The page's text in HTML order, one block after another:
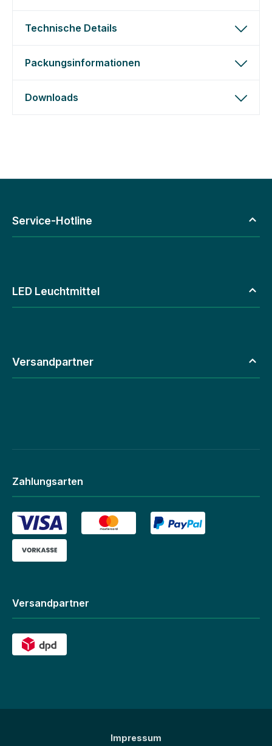
Technische Details
Packungsinformationen
Downloads
Service-Hotline
LED Leuchtmittel
Versandpartner
Zahlungsarten
Versandpartner
Impressum